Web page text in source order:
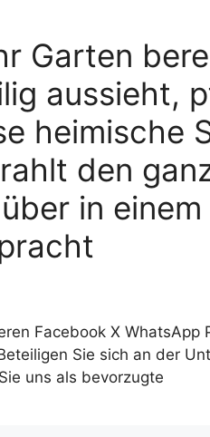
Garten
aussieht,
heimische
den
in einem
Facebook X WhatsApp
Sie sich an der
uns als bevorzugte